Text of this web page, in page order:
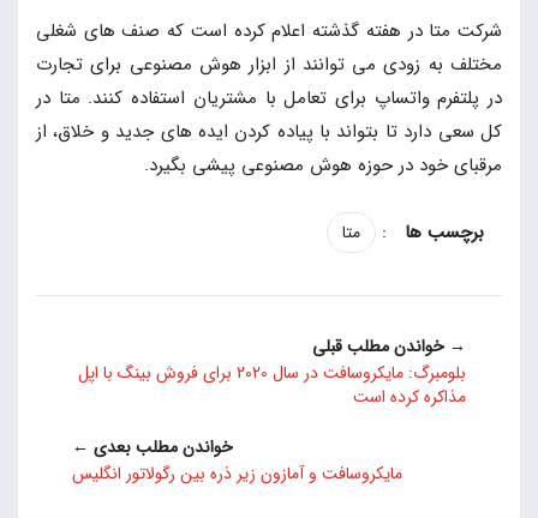
شرکت متا در هفته گذشته اعلام کرده است که صنف های شغلی
مختلف به زودی می توانند از ابزار هوش مصنوعی برای تجارت
در پلتفرم واتساپ برای تعامل با مشتریان استفاده کنند. متا در
کل سعی دارد تا بتواند با پیاده کردن ایده های جدید و خلاق، از
مرقبای خود در حوزه هوش مصنوعی پیشی بگیرد.
: متا
→ خواندن مطلب قبلی
بلومبرگ: مایکروسافت در سال 2020 برای فروش بینگ با اپل
مذاکره کرده است
خواندن مطلب بعدی ←
مایکروسافت و آمازون زیر ذره بین رگولاتور انگلیس